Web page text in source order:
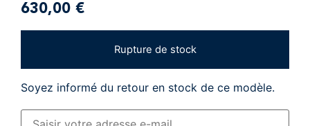
630,00 €
Rupture de stock
Soyez informé du retour en stock de ce modèle.